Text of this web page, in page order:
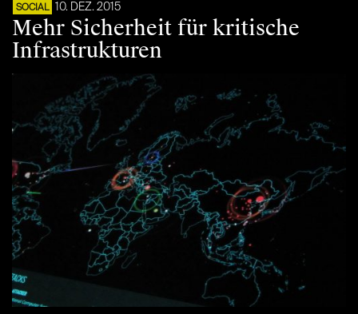
SOCIAL 10. DEZ. 2015
Mehr Sicherheit für kritische
Infrastrukturen